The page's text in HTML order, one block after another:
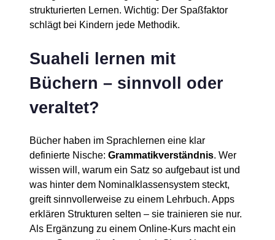
strukturierten Lernen. Wichtig: Der Spaßfaktor
schlägt bei Kindern jede Methodik.
Suaheli lernen mit
Büchern – sinnvoll oder
veraltet?
Bücher haben im Sprachlernen eine klar
definierte Nische: Grammatikverständnis. Wer
wissen will, warum ein Satz so aufgebaut ist und
was hinter dem Nominalklassensystem steckt,
greift sinnvollerweise zu einem Lehrbuch. Apps
erklären Strukturen selten – sie trainieren sie nur.
Als Ergänzung zu einem Online-Kurs macht ein